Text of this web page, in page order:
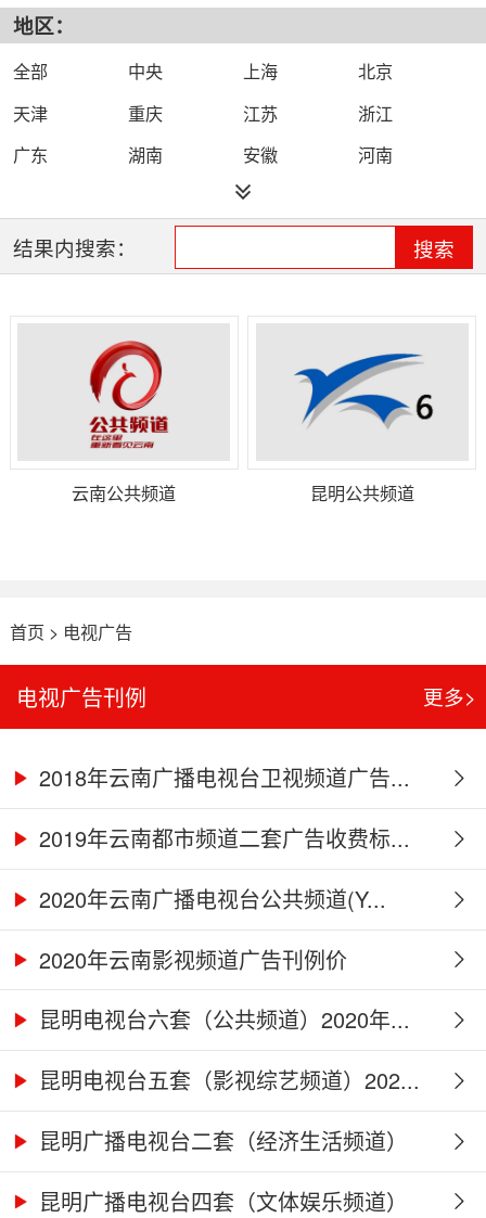
都市
文化
文艺 娱乐
影视
电影
生活 电视剧
综合
时尚
民生 IPTV智能电视
数字电视
站）
地区：
全部 中央 上海
北京
天津
重庆 江苏
浙江
广东
湖南 安徽
河南
四川
辽宁
山西
海南 陕西
甘肃
贵州
宁夏 山东
云南
广西
内蒙古
结果内搜索： 搜索
云南公共频道 昆明公共频道
首页 > 电视广告
电视广告刊例 更多>
2018年云南广播电视台卫视频道广告...
2019年云南都市频道二套广告收费标...
2020年云南广播电视台公共频道(Y...
2020年云南影视频道广告刊例价
昆明电视台六套（公共频道）2020年...
昆明电视台五套（影视综艺频道）202...
昆明广播电视台二套（经济生活频道）
2... 昆明广播电视台四套（文体娱乐频道）